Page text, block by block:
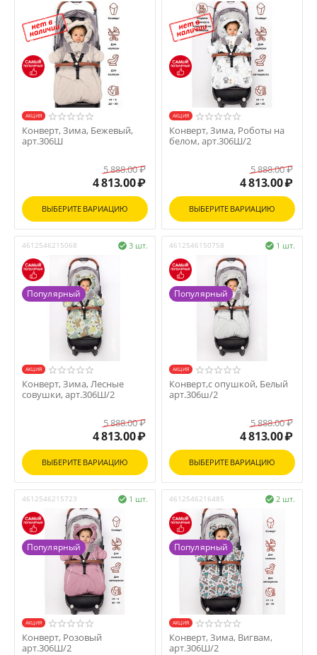
AКЦИЯ
Конверт, Зима, Бежевый,
арт.306Ш
5 888.00₽
4 813.00₽
ВЫБЕРИТЕ ВАРИАЦИЮ
AКЦИЯ
Конверт, Зима, Роботы на
белом, арт.306Ш/2
5 888.00₽
4 813.00₽
ВЫБЕРИТЕ ВАРИАЦИЮ
4612546215068 3 шт.

Популярный
AКЦИЯ
Конверт, Зима, Лесные
совушки, арт.306Ш/2
5 888.00₽
4 813.00₽
ВЫБЕРИТЕ ВАРИАЦИЮ
4612546150758 1 шт.

Популярный
AКЦИЯ
Конверт,с опушкой, Белый
арт.306ш/2
5 888.00₽
4 813.00₽
ВЫБЕРИТЕ ВАРИАЦИЮ
4612546215723 1 шт.

Популярный
AКЦИЯ
Конверт, Розовый
арт.306Ш/2
4612546216485 2 шт.

Популярный
AКЦИЯ
Конверт, Зима, Вигвам,
арт.306Ш/2